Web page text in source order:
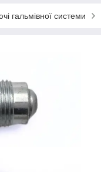
гальмівної системи